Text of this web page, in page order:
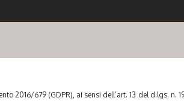
2016/679 (GDPR), ai sensi dell’art. 13 del d.lgs.